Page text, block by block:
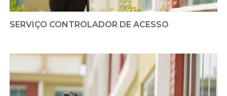
SERVIÇO CONTROLADOR DE ACESSO